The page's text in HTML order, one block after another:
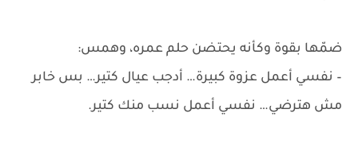
ضمّها بقوة وكأنه يحتضن حلم عمره، وهمس:
– نفسي أعمل عزوة كبيرة… أدجب عيال كتير… بس خابر
مش هترضي… نفسي أعمل نسب منك كتير.